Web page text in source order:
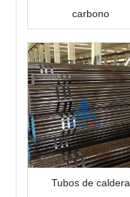
carbono
Tubos de caldera